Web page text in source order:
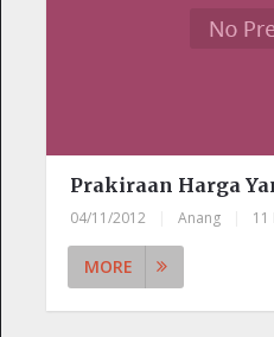
Prakiraan Harga
04/11/2012 Anang 11
MORE